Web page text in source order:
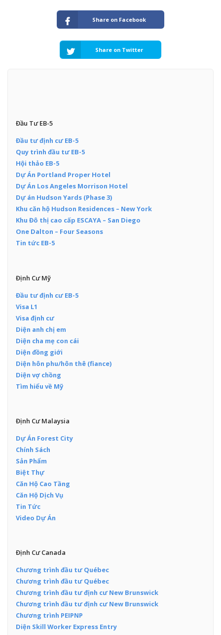
Share on Facebook
Share on Twitter
Đầu Tư EB-5
Đầu tư định cư EB-5
Quy trình đầu tư EB-5
Hội thảo EB-5
Dự Án Portland Proper Hotel
Dự Án Los Angeles Morrison Hotel
Dự án Hudson Yards (Phase 3)
Khu căn hộ Hudson Residences – New York
Khu Đô thị cao cấp ESCAYA – San Diego
One Dalton – Four Seasons
Tin tức EB-5
Định Cư Mỹ
Đầu tư định cư EB-5
Visa L1
Visa định cư
Diện anh chị em
Diện cha mẹ con cái
Diện đồng giới
Diện hôn phu/hôn thê (fiance)
Diện vợ chồng
Tìm hiểu về Mỹ
Định Cư Malaysia
Dự Án Forest City
Chính Sách
Sản Phẩm
Biệt Thự
Căn Hộ Cao Tầng
Căn Hộ Dịch Vụ
Tin Tức
Video Dự Án
Định Cư Canada
Chương trình đầu tư Québec
Chương trình đầu tư Québec
Chương trình đầu tư định cư New Brunswick
Chương trình đầu tư định cư New Brunswick
Chương trình PEIPNP
Diện Skill Worker Express Entry